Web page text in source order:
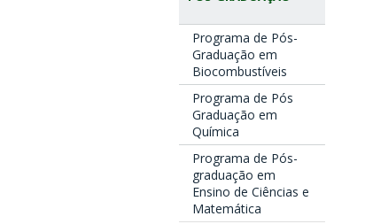
Programa de Pós-
Graduação em
Biocombustíveis
Programa de Pós
Graduação em
Química
Programa de Pós-
graduação em
Ensino de Ciências e
Matemática